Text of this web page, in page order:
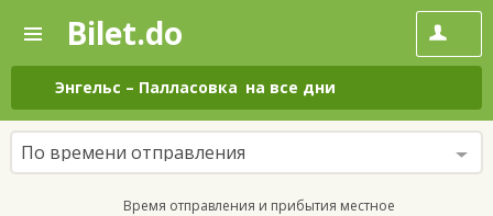
—
Поиск
и
покупка
билетов
на
автобус
онлайн
Bilet.do
Энгельс – Палласовка на все дни
По времени отправления
Время отправления и прибытия местное